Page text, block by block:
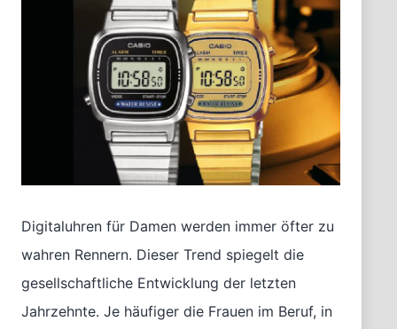
Digitaluhren für Damen werden immer öfter zu
wahren Rennern. Dieser Trend spiegelt die
gesellschaftliche Entwicklung der letzten
Jahrzehnte. Je häufiger die Frauen im Beruf, in